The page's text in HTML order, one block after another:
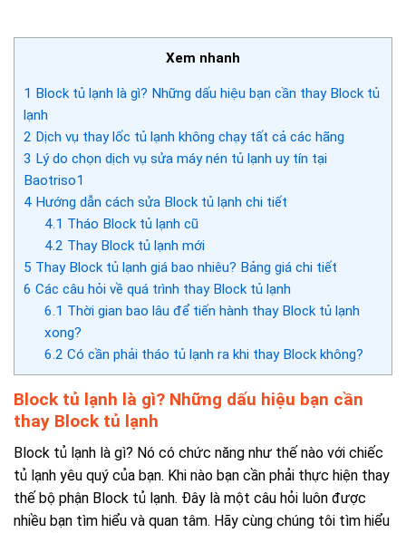
Xem nhanh
1 Block tủ lạnh là gì? Những dấu hiệu bạn cần thay Block tủ
lạnh
2 Dịch vụ thay lốc tủ lạnh không chạy tất cả các hãng
3 Lý do chọn dịch vụ sửa máy nén tủ lạnh uy tín tại
Baotriso1
4 Hướng dẫn cách sửa Block tủ lạnh chi tiết
4.1 Tháo Block tủ lạnh cũ
4.2 Thay Block tủ lạnh mới
5 Thay Block tủ lạnh giá bao nhiêu? Bảng giá chi tiết
6 Các câu hỏi về quá trình thay Block tủ lạnh
6.1 Thời gian bao lâu để tiến hành thay Block tủ lạnh
xong?
6.2 Có cần phải tháo tủ lạnh ra khi thay Block không?
Block tủ lạnh là gì? Những dấu hiệu bạn cần
thay Block tủ lạnh
Block tủ lạnh là gì? Nó có chức năng như thế nào với chiếc
tủ lạnh yêu quý của bạn. Khi nào bạn cần phải thực hiện thay
thế bộ phận Block tủ lạnh. Đây là một câu hỏi luôn được
nhiều bạn tìm hiểu và quan tâm. Hãy cùng chúng tôi tìm hiểu